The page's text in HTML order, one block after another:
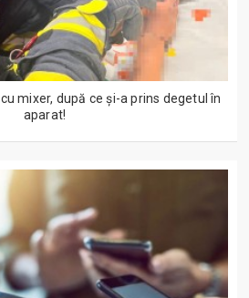
mixer, după ce și-a prins degetul în
aparat!